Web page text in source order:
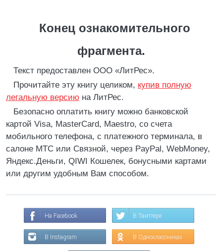
Конец ознакомительного
фрагмента.
Текст предоставлен ООО «ЛитРес».
Прочитайте эту книгу целиком, купив полную
легальную версию на ЛитРес.
Безопасно оплатить книгу можно банковской
картой Visa, MasterCard, Maestro, со счета
мобильного телефона, с платежного терминала, в
салоне МТС или Связной, через PayPal, WebMoney,
Яндекс.Деньги, QIWI Кошелек, бонусными картами
или другим удобным Вам способом.
На Facebook В Твиттере
В Instagram В Одноклассниках